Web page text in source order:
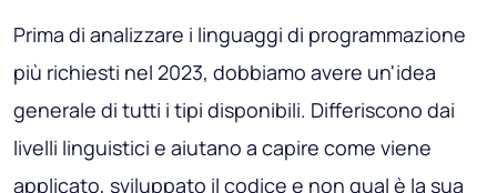
Prima di analizzare i linguaggi di programmazione
più richiesti nel 2023, dobbiamo avere un'idea
generale di tutti i tipi disponibili. Differiscono dai
livelli linguistici e aiutano a capire come viene
applicato, sviluppato il codice e non qual è la sua